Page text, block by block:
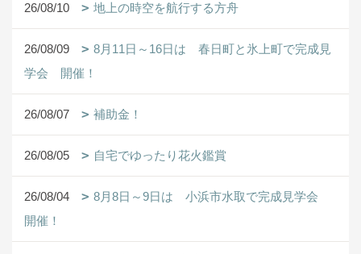
26/08/10 地上の時空を航行する方舟
26/08/09
8月11日～16日は 春日町と氷上町で完成見
学会 開催！
26/08/07 補助金！
26/08/05 自宅でゆったり花火鑑賞
26/08/04
8月8日～9日は 小浜市水取で完成見学会
開催！